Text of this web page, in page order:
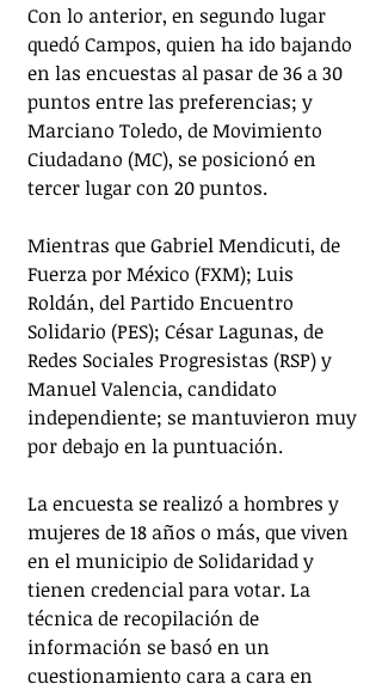
Con lo anterior, en segundo lugar
quedó Campos, quien ha ido bajando
en las encuestas al pasar de 36 a 30
puntos entre las preferencias; y
Marciano Toledo, de Movimiento
Ciudadano (MC), se posicionó en
tercer lugar con 20 puntos.
Mientras que Gabriel Mendicuti, de
Fuerza por México (FXM); Luis
Roldán, del Partido Encuentro
Solidario (PES); César Lagunas, de
Redes Sociales Progresistas (RSP) y
Manuel Valencia, candidato
independiente; se mantuvieron muy
por debajo en la puntuación.
La encuesta se realizó a hombres y
mujeres de 18 años o más, que viven
en el municipio de Solidaridad y
tienen credencial para votar. La
técnica de recopilación de
información se basó en un
cuestionamiento cara a cara en